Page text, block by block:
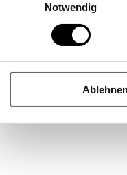
Notwendig
Melden Sie